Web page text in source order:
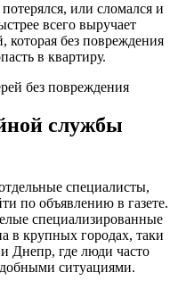
или сломался и
всего выручает
которая без повреждения
в квартиру.
службы
специалисты,
по объявлению в газете.
специализированные
в крупных городах, таки
Днепр, где люди часто
ситуациями.